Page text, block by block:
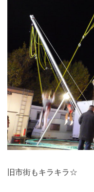
旧市街もキラキラ☆